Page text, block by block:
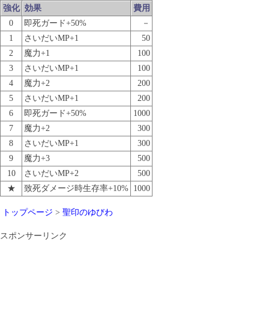
強化 効果
費用
0
即死ガード+50%
－
1
さいだいMP+1
50
2
魔力+1
100
3
さいだいMP+1
100
4
魔力+2
200
5
さいだいMP+1
200
6
即死ガード+50%
1000
7
魔力+2
300
8
さいだいMP+1
300
9
魔力+3
500
10
さいだいMP+2
500
★
致死ダメージ時生存率+10% 1000
トップページ > 聖印のゆびわ
スポンサーリンク